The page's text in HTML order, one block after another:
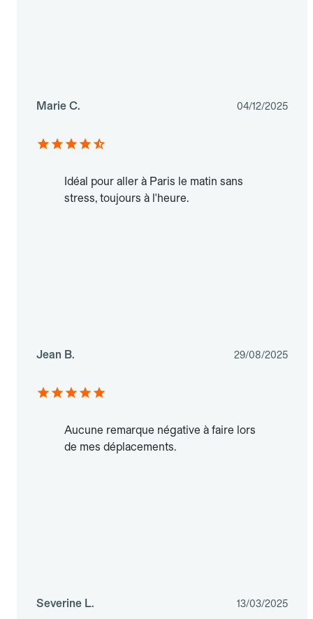
Marie C. 04/12/2025
Idéal pour aller à Paris le matin sans
stress, toujours à l'heure.
Jean B. 29/08/2025
Aucune remarque négative à faire lors
de mes déplacements.
Severine L. 13/03/2025